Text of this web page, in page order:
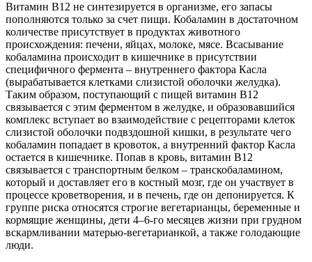
Витамин В12 не синтезируется в организме, его запасы
пополняются только за счет пищи. Кобаламин в достаточном
количестве присутствует в продуктах животного
происхождения: печени, яйцах, молоке, мясе. Всасывание
кобаламина происходит в кишечнике в присутствии
специфичного фермента – внутреннего фактора Касла
(вырабатывается клетками слизистой оболочки желудка).
Таким образом, поступающий с пищей витамин В12
связывается с этим ферментом в желудке, и образовавшийся
комплекс вступает во взаимодействие с рецепторами клеток
слизистой оболочки подвздошной кишки, в результате чего
кобаламин попадает в кровоток, а внутренний фактор Касла
остается в кишечнике. Попав в кровь, витамин В12
связывается с транспортным белком – транскобаламином,
который и доставляет его в костный мозг, где он участвует в
процессе кроветворения, и в печень, где он депонируется. К
группе риска относятся строгие вегетарианцы, беременные и
кормящие женщины, дети 4–6-го месяцев жизни при грудном
вскармливании матерью-вегетарианкой, а также голодающие
люди.